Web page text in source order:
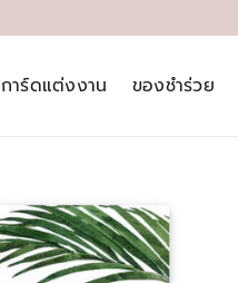
การ์ดแต่งงาน ของชำร่วย